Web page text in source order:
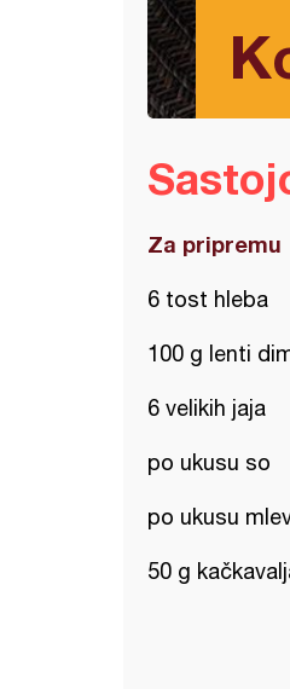
Za pripremu
6 tost hleba
100 g lenti
6 velikih jaja
po ukusu so
po ukusu
50 g